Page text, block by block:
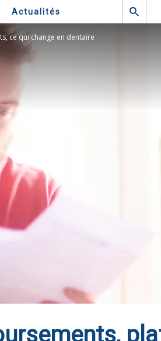
Actualités
ce qui change en dentaire